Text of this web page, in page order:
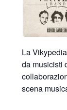
La
da musicisti
scena